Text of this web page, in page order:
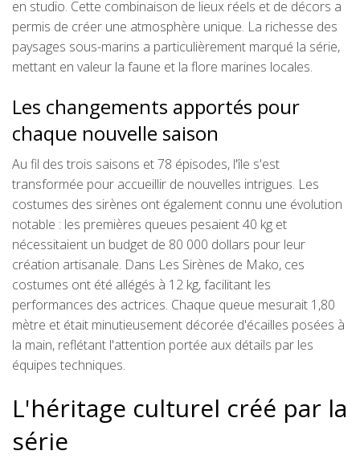
en studio. Cette combinaison de lieux réels et de décors a
permis de créer une atmosphère unique. La richesse des
paysages sous-marins a particulièrement marqué la série,
mettant en valeur la faune et la flore marines locales.
Les changements apportés pour
chaque nouvelle saison
Au fil des trois saisons et 78 épisodes, l'île s'est
transformée pour accueillir de nouvelles intrigues. Les
costumes des sirènes ont également connu une évolution
notable : les premières queues pesaient 40 kg et
nécessitaient un budget de 80 000 dollars pour leur
création artisanale. Dans Les Sirènes de Mako, ces
costumes ont été allégés à 12 kg, facilitant les
performances des actrices. Chaque queue mesurait 1,80
mètre et était minutieusement décorée d'écailles posées à
la main, reflétant l'attention portée aux détails par les
équipes techniques.
L'héritage culturel créé par la
série